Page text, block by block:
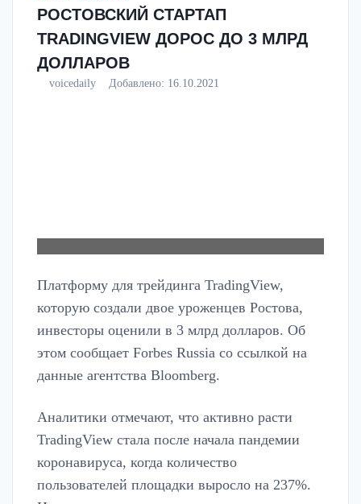
РОСТОВСКИЙ СТАРТАП
TRADINGVIEW ДОРОС ДО 3 МЛРД
ДОЛЛАРОВ
voicedaily Добавлено: 16.10.2021
Платформу для трейдинга TradingView,
которую создали двое уроженцев Ростова,
инвесторы оценили в 3 млрд долларов. Об
этом сообщает Forbes Russia со ссылкой на
данные агентства Bloomberg.
Аналитики отмечают, что активно расти
TradingView стала после начала пандемии
коронавируса, когда количество
пользователей площадки выросло на 237%.